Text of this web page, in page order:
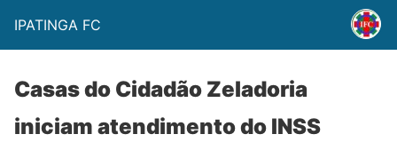
IPATINGA FC
Casas do Cidadão Zeladoria
iniciam atendimento do INSS